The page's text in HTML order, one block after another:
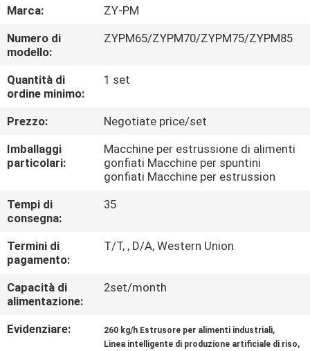
GIRO
DELLA
FABBRICA
CONTROLLO
DI
QUALITÀ
CONTATTICI
NOTIZIE
CASI
Marca:
ZY-PM
Numero di
modello:
ZYPM65/ZYPM70/ZYPM75/ZYPM85
Quantità di
ordine minimo:
1 set
Prezzo:
Negotiate price/set
Imballaggi
particolari:
Macchine per estrussione di alimenti
gonfiati Macchine per spuntini
gonfiati Macchine per estrussion
Tempi di
consegna:
35
Termini di
pagamento:
T/T, , D/A, Western Union
Capacità di
alimentazione:
2set/month
Evidenziare: 260 kg/h Estrusore per alimenti industriali,
Linea intelligente di produzione artificiale di riso,